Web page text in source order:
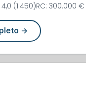
(1.450)RC: 300.000 €
→